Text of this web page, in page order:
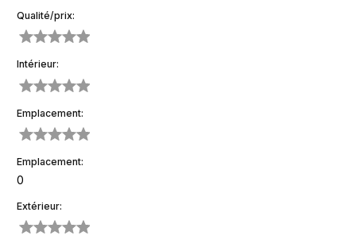
Qualité/prix:
Intérieur:
Emplacement:
Emplacement:
Extérieur: